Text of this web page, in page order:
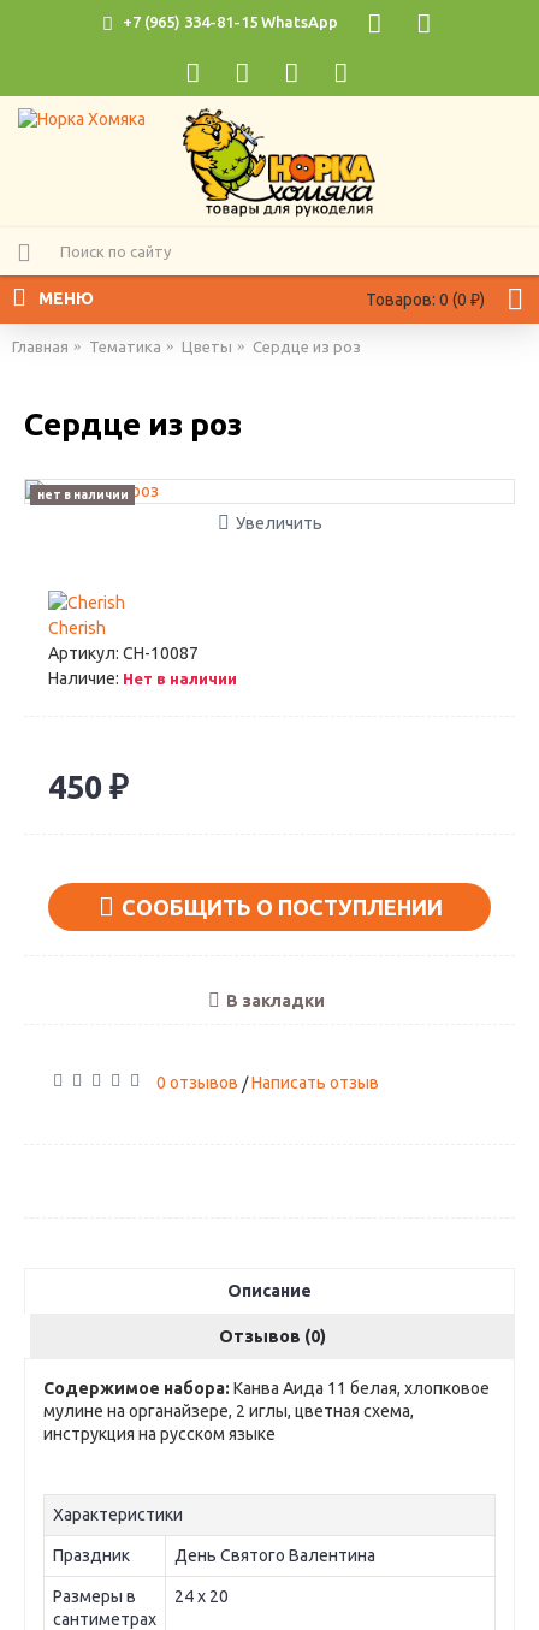
+7 (965) 334-81-15 WhatsApp
Товаров: 0 (0 ₽)
МЕНЮ
Главная Тематика Цветы Сердце из роз
Сердце из роз
нет в наличии
Увеличить
Cherish
Артикул: CH-10087
Наличие: Нет в наличии
450 ₽
СООБЩИТЬ О ПОСТУПЛЕНИИ
В закладки
0 отзывов /Написать отзыв
Описание
Отзывов (0)
Содержимое набора: Канва Аида 11 белая, хлопковое
мулине на органайзере, 2 иглы, цветная схема,
инструкция на русском языке
Характеристики
Праздник День Святого Валентина
Размеры в
сантиметрах
24 х 20